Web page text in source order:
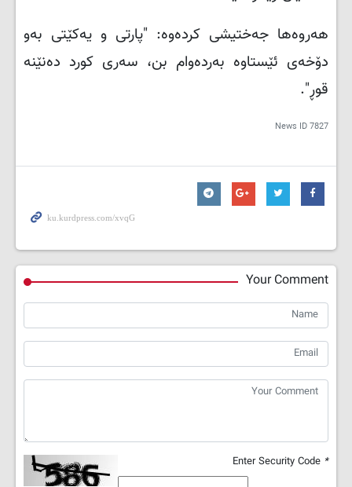
هەروەها جەختیشی کردەوە: "پارتی و یەکێتی بەو
دۆخەی ئێستاوە بەردەوام بن، سەری کورد دەنێنە
قوڕ".
News ID7827
Your Comment
*